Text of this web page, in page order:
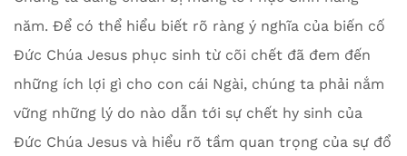
năm. Để có thể hiểu biết rõ ràng ý nghĩa của biến cố
Đức Chúa Jesus phục sinh từ cõi chết đã đem đến
những ích lợi gì cho con cái Ngài, chúng ta phải nắm
vững những lý do nào dẫn tới sự chết hy sinh của
Đức Chúa Jesus và hiểu rõ tầm quan trọng của sự đổ